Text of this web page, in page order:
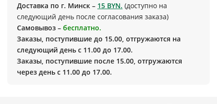
Доставка по г. Минск – 15 BYN. (доступно на
следующий день после согласования заказа)
Самовывоз – бесплатно.
Заказы, поступившие до 15.00, отгружаются на
следующий день с 11.00 до 17.00.
Заказы, поступившие после 15.00, отгружаются
через день с 11.00 до 17.00.